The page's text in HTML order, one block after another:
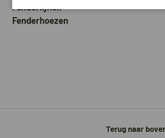
Fenderlijnen
Fenderhoezen
Terug naar